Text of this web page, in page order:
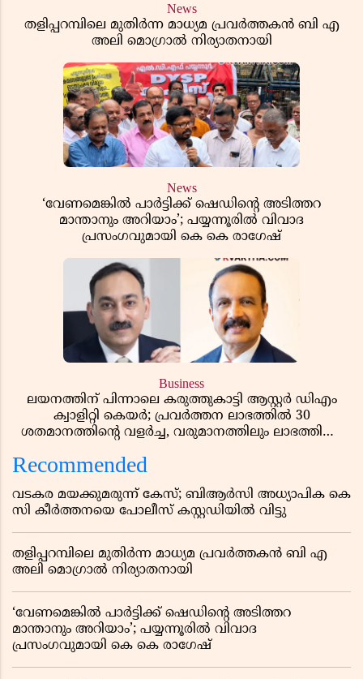
News
തളിപ്പറമ്പിലെ മുതിർന്ന മാധ്യമ പ്രവർത്തകൻ ബി എ
അലി മൊഗ്രാൽ നിര്യാതനായി
News
‘വേണമെങ്കിൽ പാർട്ടിക്ക് ഷെഡിൻ്റെ അടിത്തറ
മാന്താനും അറിയാം’; പയ്യന്നൂരിൽ വിവാദ
പ്രസംഗവുമായി കെ കെ രാഗേഷ്
Business
ലയനത്തിന് പിന്നാലെ കരുത്തുകാട്ടി ആസ്റ്റർ ഡിഎം
ക്വാളിറ്റി കെയർ; പ്രവർത്തന ലാഭത്തിൽ 30
ശതമാനത്തിൻ്റെ വളർച്ച, വരുമാനത്തിലും ലാഭത്തിലും
Recommended
വടകര മയക്കുമരുന്ന് കേസ്; ബിആർസി അധ്യാപിക കെ
സി കീർത്തനയെ പോലീസ് കസ്റ്റഡിയിൽ വിട്ടു
തളിപ്പറമ്പിലെ മുതിർന്ന മാധ്യമ പ്രവർത്തകൻ ബി എ
അലി മൊഗ്രാൽ നിര്യാതനായി
‘വേണമെങ്കിൽ പാർട്ടിക്ക് ഷെഡിൻ്റെ അടിത്തറ
മാന്താനും അറിയാം’; പയ്യന്നൂരിൽ വിവാദ
പ്രസംഗവുമായി കെ കെ രാഗേഷ്